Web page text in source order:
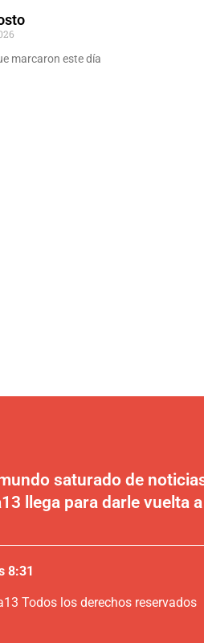
marcaron este día
saturado de
llega para darle vuelta
8:31
Todos los derechos reservados